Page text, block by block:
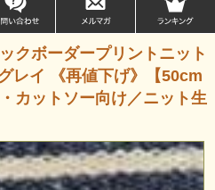
クボーダープリントニット
レイ 《再値下げ》【50cm
カットソー向け／ニット生